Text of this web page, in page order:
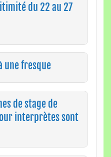
du 22 au 27
une fresque
de stage de
interprètes sont